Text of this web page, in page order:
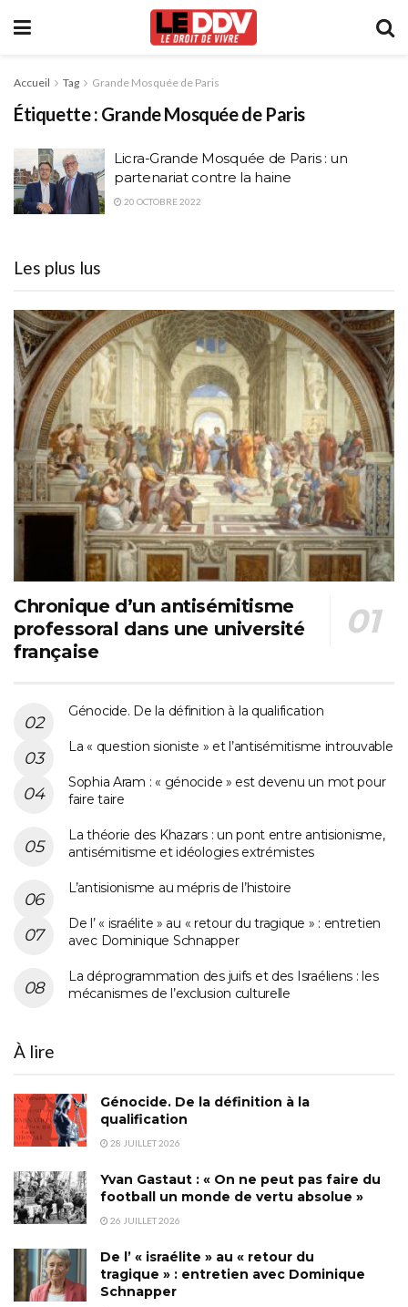
Accueil Tag Grande Mosquée de Paris
Étiquette : Grande Mosquée de Paris
Licra-Grande Mosquée de Paris : un
partenariat contre la haine
20 OCTOBRE 2022
Les plus lus
Chronique d’un antisémitisme
professoral dans une université
française
Génocide. De la définition à la qualification
La « question sioniste » et l’antisémitisme introuvable
Sophia Aram : « génocide » est devenu un mot pour
faire taire
La théorie des Khazars : un pont entre antisionisme,
antisémitisme et idéologies extrémistes
L’antisionisme au mépris de l’histoire
De l’ « israélite » au « retour du tragique » : entretien
avec Dominique Schnapper
La déprogrammation des juifs et des Israéliens : les
mécanismes de l’exclusion culturelle
À lire
Génocide. De la définition à la
qualification
28 JUILLET 2026
Yvan Gastaut : « On ne peut pas faire du
football un monde de vertu absolue »
26 JUILLET 2026
De l’ « israélite » au « retour du
tragique » : entretien avec Dominique
Schnapper